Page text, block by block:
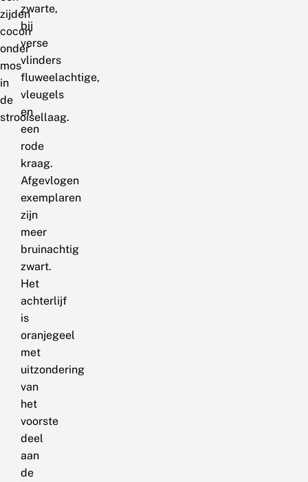
zijden
cocon
onder
mos
in
de
strooisellaag.
zwarte,
bij
verse
vlinders
fluweelachtige,
vleugels
en
een
rode
kraag.
Afgevlogen
exemplaren
zijn
meer
bruinachtig
zwart.
Het
achterlijf
is
oranjegeel
met
uitzondering
van
het
voorste
deel
aan
de